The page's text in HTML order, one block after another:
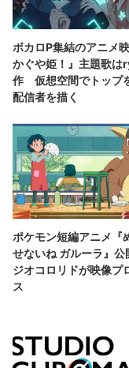
ボカロP集結のアニメ
かぐや姫！』主題歌は
作 仮想空間でトップ
配信者を描く
ポケモン短編アニメ『
せないね ガルーラ』
ジオコロリドが映像プ
ス